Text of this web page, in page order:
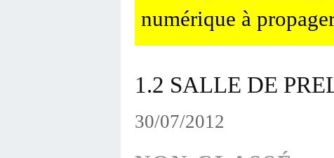
numérique à
1.2 SALLE DE
30/07/2012